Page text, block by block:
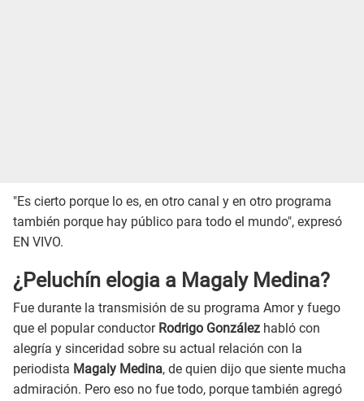
"Es cierto porque lo es, en otro canal y en otro programa
también porque hay público para todo el mundo", expresó
EN VIVO.
¿Peluchín elogia a Magaly Medina?
Fue durante la transmisión de su programa Amor y fuego
que el popular conductor Rodrigo González habló con
alegría y sinceridad sobre su actual relación con la
periodista Magaly Medina, de quien dijo que siente mucha
admiración. Pero eso no fue todo, porque también agregó